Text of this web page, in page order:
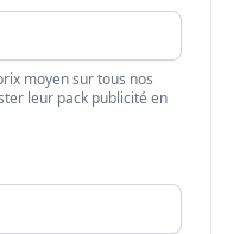
moyen sur tous nos
leur pack publicité en